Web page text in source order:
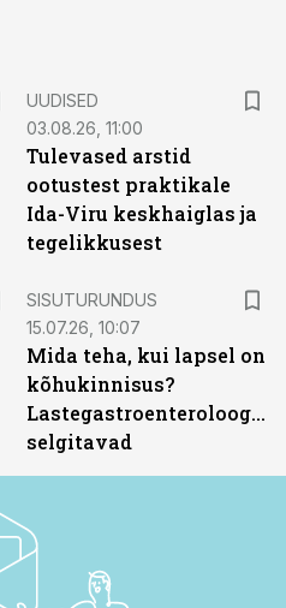
UUDISED
03.08.26, 11:00
Tulevased arstid
ootustest praktikale
Ida-Viru keskhaiglas ja
tegelikkusest
SISUTURUNDUS
15.07.26, 10:07
Mida teha, kui lapsel on
kõhukinnisus?
Lastegastroenteroloogid
selgitavad